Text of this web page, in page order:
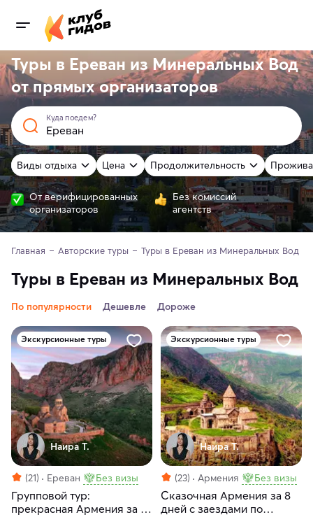
Туры в Ереван из Минеральных Вод
отпрямыхорганизаторов
Куда поедем?
Виды отдыха Цена Продолжительность
От верифицированных
организаторов
Без комиссий
агентств
Главная Авторские туры Туры в Ереван из Минеральных Вод
Туры в Ереван из Минеральных Вод
По популярности Дешевле Дороже
Экскурсионные туры
Наира Т.
(21) Ереван Без визы
Групповой тур:
прекрасная Армения за 9
Экскурсионные туры
Наира Т.
(23) Армения Без визы
Сказочная Армения за 8
дней с заездами по